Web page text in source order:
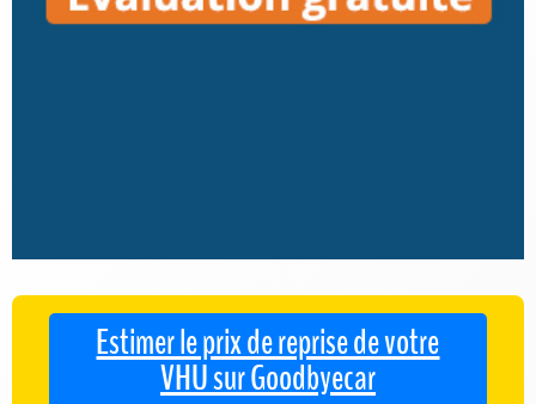
Estimer le prix de reprise de votre
VHU sur Goodbyecar